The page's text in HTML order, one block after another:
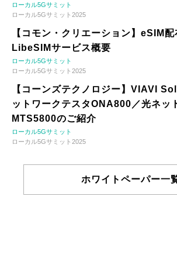
ローカル5Gサミット
ローカル5Gサミット2025
【コモン・クリエーション】eSIM
LibeSIMサービス概要
ローカル5Gサミット
ローカル5Gサミット2025
【コーンズテクノロジー】VIAVI
ットワークテスタONA800／光ネッ
MTS5800のご紹介
ローカル5Gサミット
ローカル5Gサミット2025
ホワイトペーパー一